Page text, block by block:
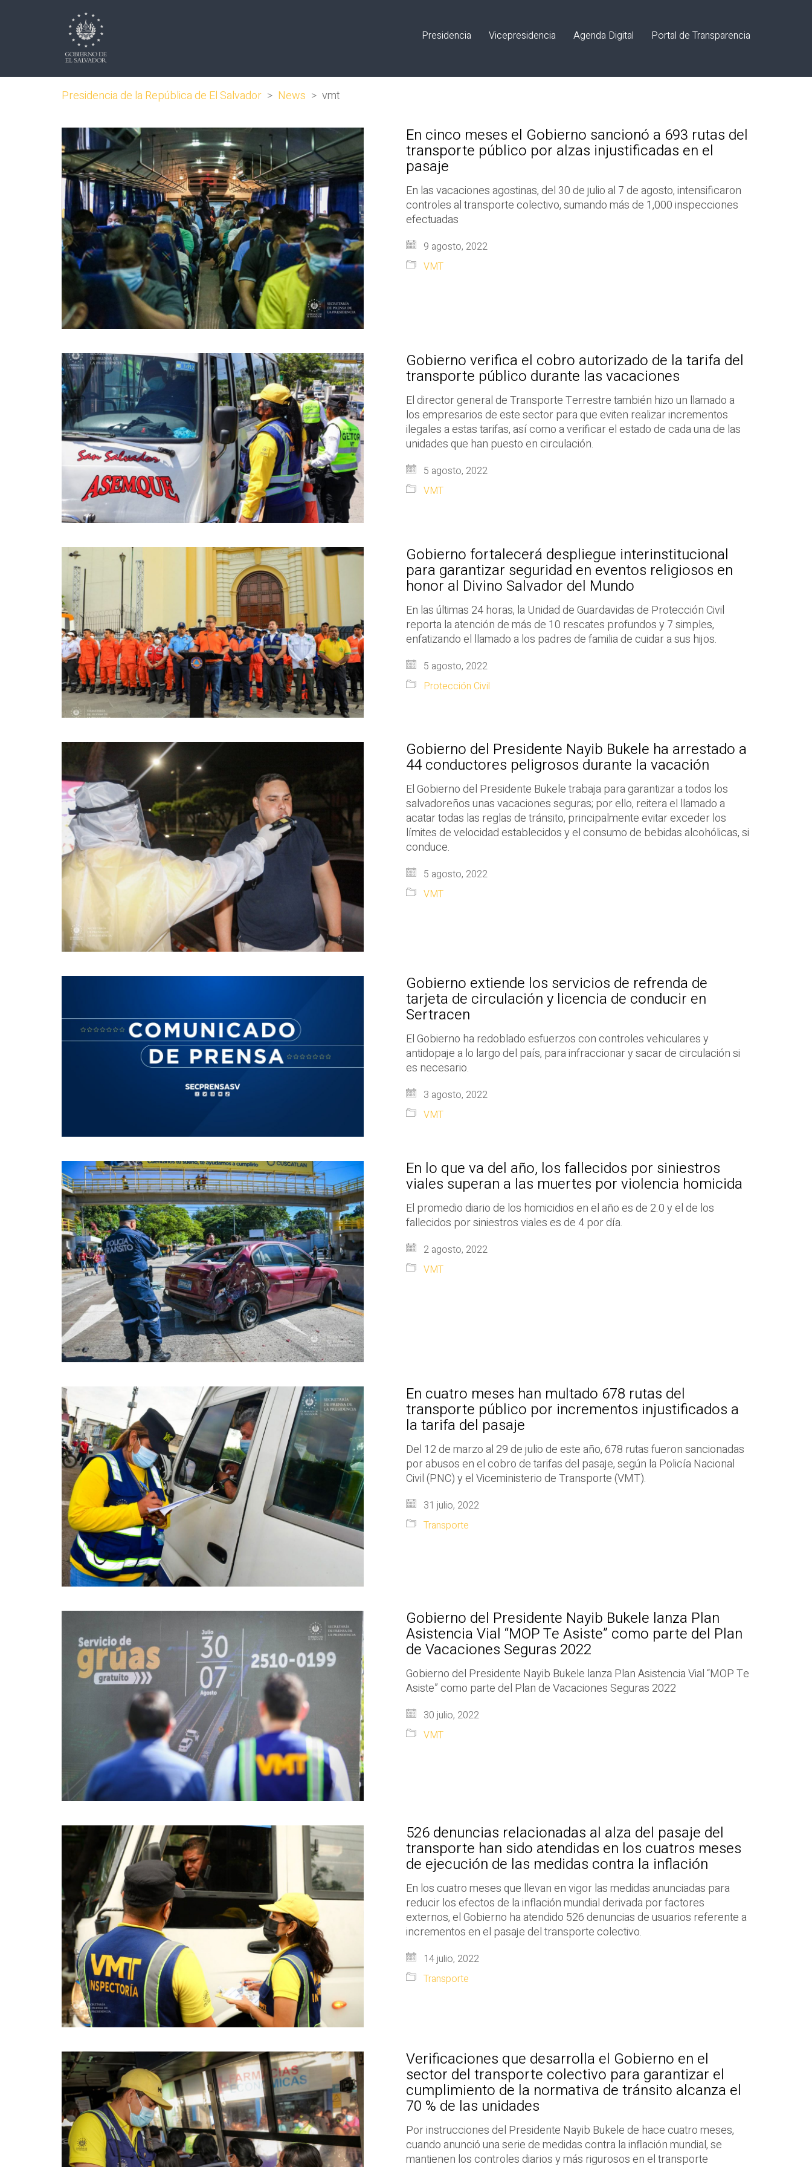
Presidencia Vicepresidencia Agenda Digital Portal de Transparencia
Presidencia de la República de El Salvador > News > vmt
En cinco meses el Gobierno sancionó a 693 rutas del
transporte público por alzas injustificadas en el
pasaje
En las vacaciones agostinas, del 30 de julio al 7 de agosto, intensificaron
controles al transporte colectivo, sumando más de 1,000 inspecciones
efectuadas
9 agosto, 2022
VMT
Gobierno verifica el cobro autorizado de la tarifa del
transporte público durante las vacaciones
El director general de Transporte Terrestre también hizo un llamado a
los empresarios de este sector para que eviten realizar incrementos
ilegales a estas tarifas, así como a verificar el estado de cada una de las
unidades que han puesto en circulación.
5 agosto, 2022
VMT
Gobierno fortalecerá despliegue interinstitucional
para garantizar seguridad en eventos religiosos en
honor al Divino Salvador del Mundo
En las últimas 24 horas, la Unidad de Guardavidas de Protección Civil
reporta la atención de más de 10 rescates profundos y 7 simples,
enfatizando el llamado a los padres de familia de cuidar a sus hijos.
5 agosto, 2022
Protección Civil
Gobierno del Presidente Nayib Bukele ha arrestado a
44 conductores peligrosos durante la vacación
El Gobierno del Presidente Bukele trabaja para garantizar a todos los
salvadoreños unas vacaciones seguras; por ello, reitera el llamado a
acatar todas las reglas de tránsito, principalmente evitar exceder los
límites de velocidad establecidos y el consumo de bebidas alcohólicas, si
conduce.
5 agosto, 2022
VMT
Gobierno extiende los servicios de refrenda de
tarjeta de circulación y licencia de conducir en
Sertracen
El Gobierno ha redoblado esfuerzos con controles vehiculares y
antidopaje a lo largo del país, para infraccionar y sacar de circulación si
es necesario.
3 agosto, 2022
VMT
En lo que va del año, los fallecidos por siniestros
viales superan a las muertes por violencia homicida
El promedio diario de los homicidios en el año es de 2.0 y el de los
fallecidos por siniestros viales es de 4 por día.
2 agosto, 2022
VMT
En cuatro meses han multado 678 rutas del
transporte público por incrementos injustificados a
la tarifa del pasaje
Del 12 de marzo al 29 de julio de este año, 678 rutas fueron sancionadas
por abusos en el cobro de tarifas del pasaje, según la Policía Nacional
Civil (PNC) y el Viceministerio de Transporte (VMT).
31 julio, 2022
Transporte
Gobierno del Presidente Nayib Bukele lanza Plan
Asistencia Vial “MOP Te Asiste” como parte del Plan
de Vacaciones Seguras 2022
Gobierno del Presidente Nayib Bukele lanza Plan Asistencia Vial “MOP Te
Asiste” como parte del Plan de Vacaciones Seguras 2022
30 julio, 2022
VMT
526 denuncias relacionadas al alza del pasaje del
transporte han sido atendidas en los cuatros meses
de ejecución de las medidas contra la inflación
En los cuatro meses que llevan en vigor las medidas anunciadas para
reducir los efectos de la inflación mundial derivada por factores
externos, el Gobierno ha atendido 526 denuncias de usuarios referente a
incrementos en el pasaje del transporte colectivo.
14 julio, 2022
Transporte
Verificaciones que desarrolla el Gobierno en el
sector del transporte colectivo para garantizar el
cumplimiento de la normativa de tránsito alcanza el
70 % de las unidades
Por instrucciones del Presidente Nayib Bukele de hace cuatro meses,
cuando anunció una serie de medidas contra la inflación mundial, se
mantienen los controles diarios y más rigurosos en el transporte